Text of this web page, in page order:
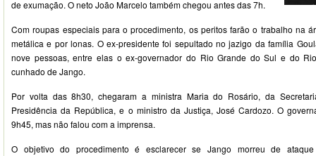
de exumação. O neto João Marcelo também chegou antes das 7h.
Com roupas especiais para o procedimento, os peritos farão o trabalho na
metálica e por lonas. O ex-presidente foi sepultado no jazigo da família
nove pessoas, entre elas o ex-governador do Rio Grande do Sul e do
cunhado de Jango.
Por volta das 8h30, chegaram a ministra Maria do Rosário, da
Presidência da República, e o ministro da Justiça, José Cardozo. O
9h45, mas não falou com a imprensa.
O objetivo do procedimento é esclarecer se Jango morreu de